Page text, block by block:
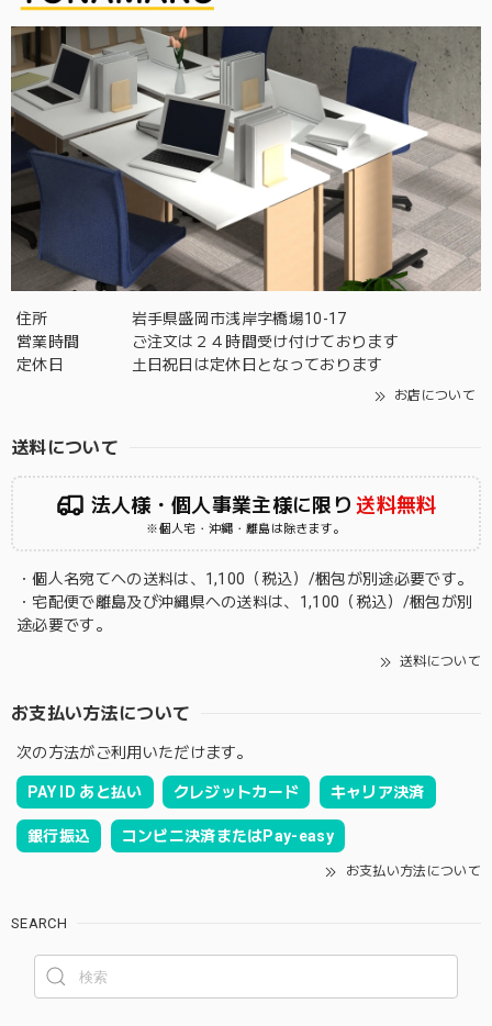
住所
岩手県盛岡市浅岸字橋場10-17
営業時間
ご注文は２４時間受け付けております
定休日
土日祝日は定休日となっております
お店について
送料について
法人様・個人事業主様に限り 送料無料
※個人宅・沖縄・離島は除きます。
・個人名宛てへの送料は、1,100（税込）/梱包が別途必要です。
・宅配便で離島及び沖縄県への送料は、1,100（税込）/梱包が別
途必要です。
送料について
お支払い方法について
次の方法がご利用いただけます。
PAY ID あと払い クレジットカード キャリア決済
銀行振込 コンビニ決済またはPay-easy
お支払い方法について
SEARCH